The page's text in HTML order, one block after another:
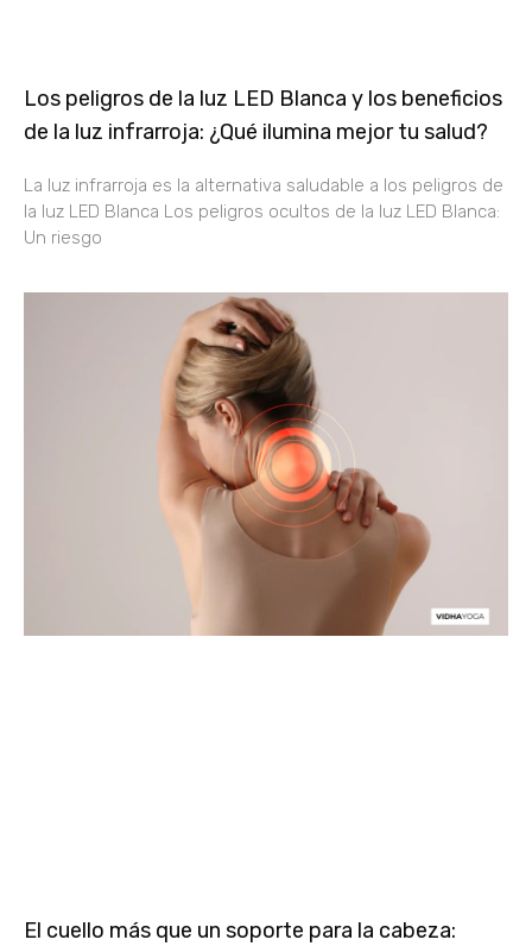
Los peligros de la luz LED Blanca y los beneficios
de la luz infrarroja: ¿Qué ilumina mejor tu salud?
La luz infrarroja es la alternativa saludable a los peligros de
la luz LED Blanca Los peligros ocultos de la luz LED Blanca:
Un riesgo
El cuello más que un soporte para la cabeza: